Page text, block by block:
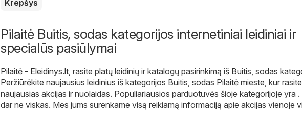
Krepšys
Pilaitė Buitis, sodas kategorijos internetiniai leidiniai ir
specialūs pasiūlymai
Pilaitė - Eleidinys.lt , rasite platų leidinių ir katalogų pasirinkimą iš Buitis, sodas
Peržiūrėkite naujausius leidinius iš kategorijos Buitis, sodas Pilaitė mieste, kur rasite
naujausias akcijas ir nuolaidas. Populiariausios parduotuvės šioje kategorijoje yra .
dar ne viskas. Mes jums surenkame visą reikiamą informaciją apie akcijas vienoje